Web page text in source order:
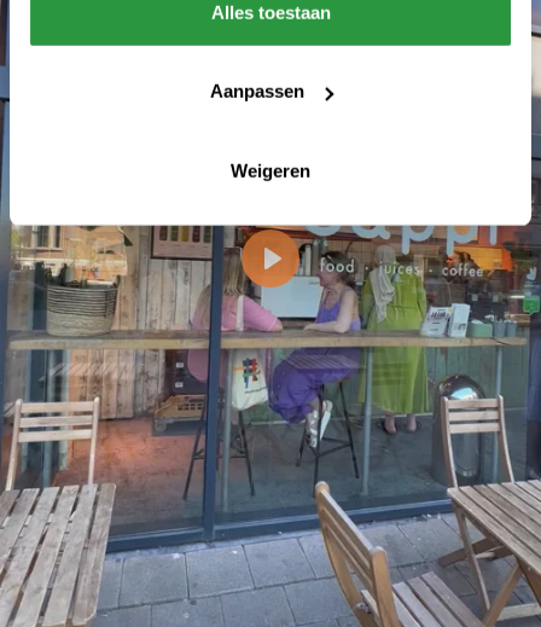
Alles toestaan
Aanpassen
Weigeren
Play